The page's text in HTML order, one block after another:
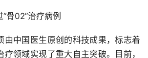
骨02”治疗病例
由中国医生原创的科技成果，标志着
领域实现了重大自主突破。目前，